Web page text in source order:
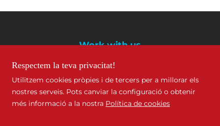
Respectem la teva privacitat!
Utilitzem cookies pròpies i de tercers per a millorar els
nostres serveis. Pots canviar la configuració o obtenir
més informació a la nostra Política de cookies
Work with us
Frequently asked questions
Corporate downloads